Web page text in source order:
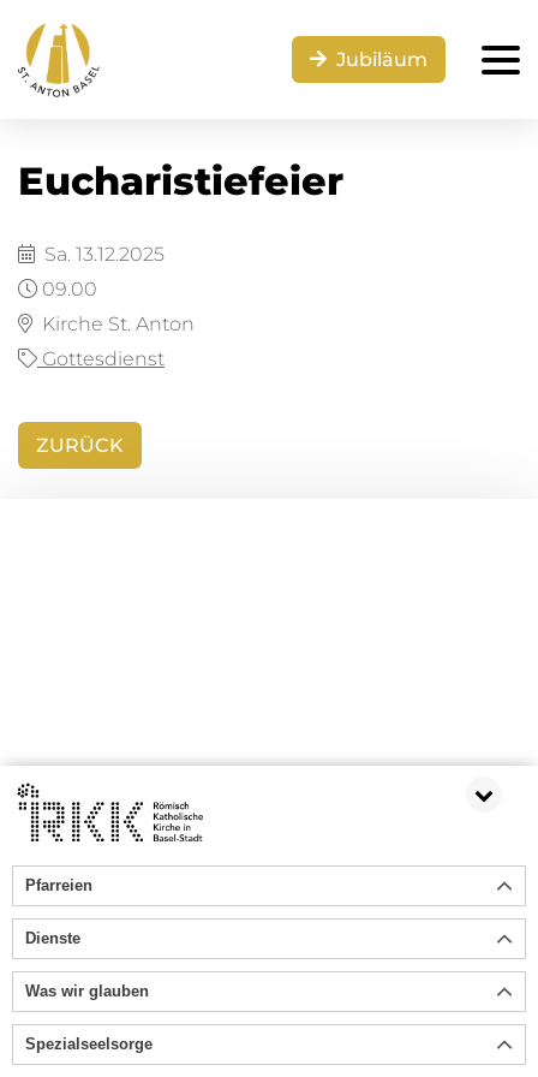
Jubiläum
Eucharistiefeier
Sa. 13.12.2025
09.00
Kirche St. Anton
Gottesdienst
ZURÜCK
Pfarreien
Dienste
Was wir glauben
Spezialseelsorge